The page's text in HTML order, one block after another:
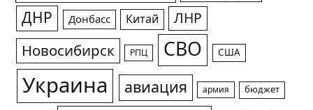
ДНР Донбасс Китай ЛНР
Новосибирск РПЦ СВО США
Украина авиация армия бюджет